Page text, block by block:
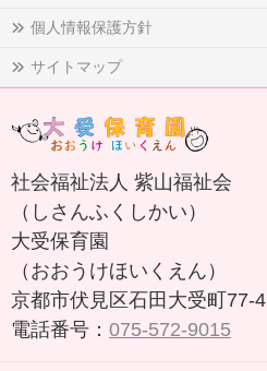
個人情報保護方針
サイトマップ
社会福祉法人 紫山福祉会
（しさんふくしかい）
大受保育園
（おおうけほいくえん）
京都市伏見区石田大受町77-4
電話番号： 075-572-9015